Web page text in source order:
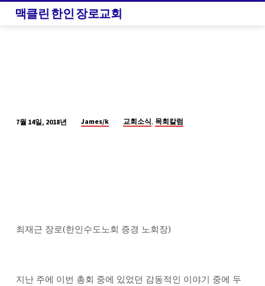
맥클린 한인 장로교회
석
보
7월 14일, 2018년 James/k 교회소식,목회칼럼
최재근 장로(한인수도노회 증경 노회장)
지난 주에 이번 총회 중에 있었던 감동적인 이야기 중에 두